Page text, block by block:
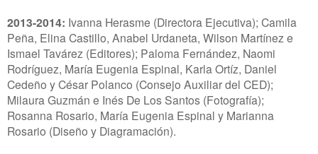
2013-2014: Ivanna Herasme (Directora Ejecutiva); Camila
Peña, Elina Castillo, Anabel Urdaneta, Wilson Martínez e
Ismael Tavárez (Editores); Paloma Fernández, Naomi
Rodríguez, María Eugenia Espinal, Karla Ortíz, Daniel
Cedeño y César Polanco (Consejo Auxiliar del CED);
Milaura Guzmán e Inés De Los Santos (Fotografía);
Rosanna Rosario, María Eugenia Espinal y Marianna
Rosario (Diseño y Diagramación).